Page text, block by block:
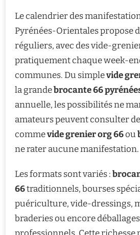
Le calendrier des
Pyrénées-Orientales propose
réguliers, avec des vide-
pratiquement chaque week-
communes. Du simplevide
la grandebrocante 66
annuelle, les possibilités ne
amateurs peuvent consulter
commevide grenier org 66ou
ne rater aucune manifestation.
Les formats sont variés :
66traditionnels, bourses
puériculture, vide-dressings,
braderies ou encore